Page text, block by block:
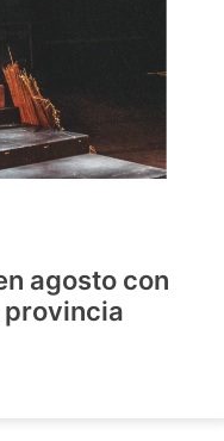
agosto con
provincia